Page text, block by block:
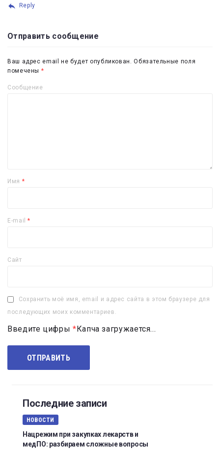
Reply
Отправить сообщение
Ваш адрес email не будет опубликован. Обязательные поля
помечены *
Сообщение
Имя *
E-mail*
Сайт
Сохранить моё имя, email и адрес сайта в этом браузере для
последующих моих комментариев.
Введите цифры * Капча загружается...
Последние записи
НОВОСТИ
Нацрежим при закупках лекарств и
медПО: разбираем сложные вопросы